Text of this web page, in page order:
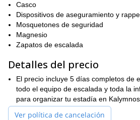
El curso completo de escalada es de 5
embargo, hay 1 día de descanso entre
llegada y partida calculados en el
itinerario detallado día por día a
experiencia previa en escalada al aire
Necesitarás un buen nivel de forma física.
Si te gustaría unirte a este fantástico
cabeza en Kalymnos, ¡contáctanos y
comenzar a planificar una increíble
Casco
Dispositivos de aseguramiento y
Mosquetones de seguridad
Magnesio
Zapatos de escalada
Detalles del precio
El precio incluye 5 días completos de
todo el equipo de escalada y toda la
para organizar tu estadía en Kalymnos.
Ver política de cancelación